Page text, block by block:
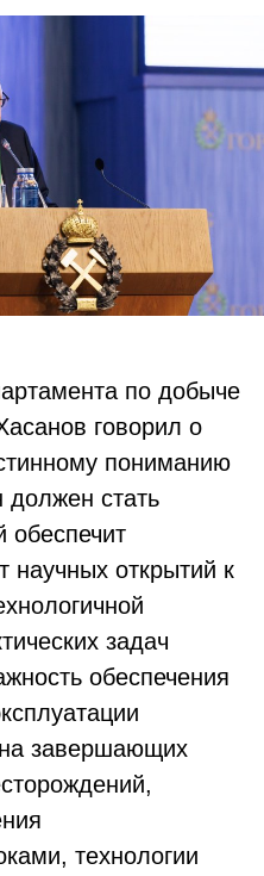
по добыче
говорил о
пониманию
должен стать
обеспечит
научных открытий к
задач
обеспечения
завершающих
технологии